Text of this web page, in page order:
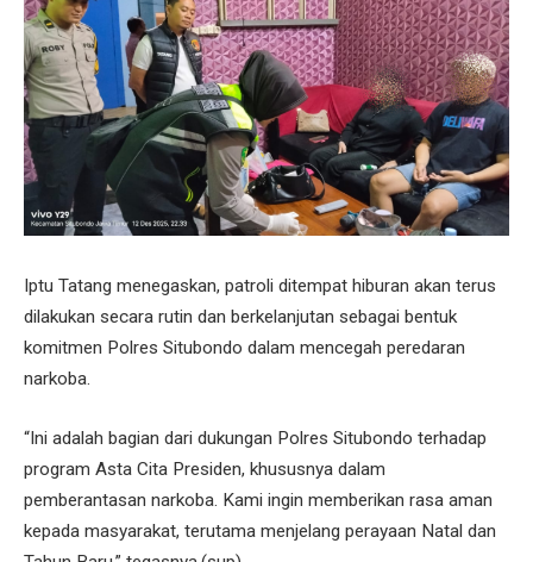
Iptu Tatang menegaskan, patroli ditempat hiburan akan terus
dilakukan secara rutin dan berkelanjutan sebagai bentuk
komitmen Polres Situbondo dalam mencegah peredaran
narkoba.
“Ini adalah bagian dari dukungan Polres Situbondo terhadap
program Asta Cita Presiden, khususnya dalam
pemberantasan narkoba. Kami ingin memberikan rasa aman
kepada masyarakat, terutama menjelang perayaan Natal dan